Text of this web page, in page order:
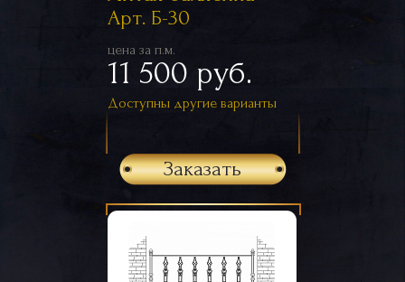
Арт. Б-30
цена за п.м.
11 500 руб.
Доступны другие варианты
Заказать